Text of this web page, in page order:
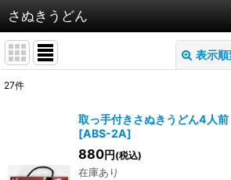
さぬきうどん
表示
27件
取っ手付きさぬきうどん4人前
[ABS-2A]
880円 (税込)
在庫あり